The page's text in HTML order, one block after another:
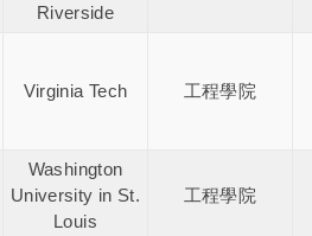
Riverside
Virginia Tech 工程學院
Washington
University in St.
Louis
工程學院